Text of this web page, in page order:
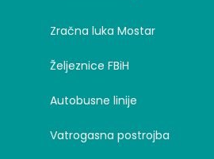
Zračna luka Mostar
Željeznice FBiH
Autobusne linije
Vatrogasna postrojba